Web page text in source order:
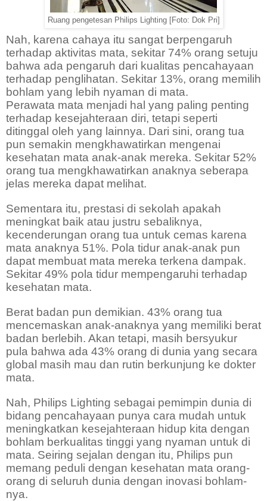
Ruang pengetesan Philips Lighting [Foto: Dok Pri]
Nah, karena cahaya itu sangat berpengaruh
terhadap aktivitas mata, sekitar 74% orang setuju
bahwa ada pengaruh dari kualitas pencahayaan
terhadap penglihatan. Sekitar 13%, orang memilih
bohlam yang lebih nyaman di mata.
Perawata mata menjadi hal yang paling penting
terhadap kesejahteraan diri, tetapi seperti
ditinggal oleh yang lainnya. Dari sini, orang tua
pun semakin mengkhawatirkan mengenai
kesehatan mata anak-anak mereka. Sekitar 52%
orang tua mengkhawatirkan anaknya seberapa
jelas mereka dapat melihat.
Sementara itu, prestasi di sekolah apakah
meningkat baik atau justru sebaliknya,
kecenderungan orang tua untuk cemas karena
mata anaknya 51%. Pola tidur anak-anak pun
dapat membuat mata mereka terkena dampak.
Sekitar 49% pola tidur mempengaruhi terhadap
kesehatan mata.
Berat badan pun demikian. 43% orang tua
mencemaskan anak-anaknya yang memiliki berat
badan berlebih. Akan tetapi, masih bersyukur
pula bahwa ada 43% orang di dunia yang secara
global masih mau dan rutin berkunjung ke dokter
mata.
Nah, Philips Lighting sebagai pemimpin dunia di
bidang pencahayaan punya cara mudah untuk
meningkatkan kesejahteraan hidup kita dengan
bohlam berkualitas tinggi yang nyaman untuk di
mata. Seiring sejalan dengan itu, Philips pun
memang peduli dengan kesehatan mata orang-
orang di seluruh dunia dengan inovasi bohlam-
nya.